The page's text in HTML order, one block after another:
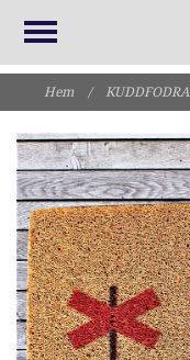
Hem /